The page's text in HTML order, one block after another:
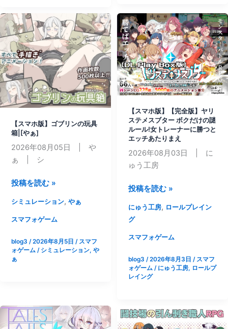
あ
ま
全
肯
定
～
全
部
入
り
パ
ッ
工
房]
子|
[な
ぎ
や
本
舗]
で
遊
ぶ
や
つ
3D|
[暇
大
学
生]
【スマホ版】ゴブリンの玩具
箱|[やぁ]
2026年08月05日 | や
ぁ | シ
【ス
ホ
版】
ブ
リ
具
箱|
投稿を読む »
シミュレーション, やぁ
スマフォゲーム
blog3 /2026年8月5日 / スマフ
ォゲーム/ シミュレーション, や
ぁ
【スマホ版】【完全版】ヤリ
ステメスブター ボクだけの謎
ルール!女トレーナーに勝つと
エッチあたりまえ
2026年08月03日 | に
ゅう工房
【ス
ホ
版】
【完
版】
ヤ
テ
メ
投稿を読む »
にゅう工房, ロールプレイン
グ
スマフォゲーム
blog3 /2026年8月3日 / スマフ
ォゲーム/ にゅう工房, ロールプ
レイング